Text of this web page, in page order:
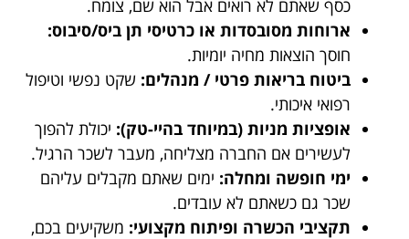
כסף שאתם לא רואים אבל הוא שם, צומח.
ארוחות מסובסדות או כרטיסי תן ביס/סיבוס:
חוסך הוצאות מחיה יומיות.
ביטוח בריאות פרטי / מנהלים: שקט נפשי וטיפול
רפואי איכותי.
אופציות מניות (במיוחד בהיי-טק): יכולת להפוך
לעשירים אם החברה מצליחה, מעבר לשכר הרגיל.
ימי חופשה ומחלה: ימים שאתם מקבלים עליהם
שכר גם כשאתם לא עובדים.
תקציבי הכשרה ופיתוח מקצועי: משקיעים בכם,